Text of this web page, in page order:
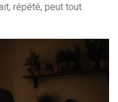
répété, peut tout